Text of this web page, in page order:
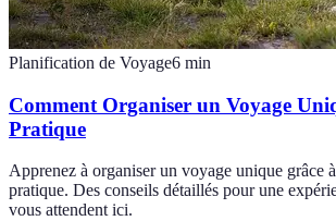
Planification de Voyage6 min
Comment Organiser un Voyage
Pratique
Apprenez à organiser un voyage unique grâce
pratique. Des conseils détaillés pour une
vous attendent ici.